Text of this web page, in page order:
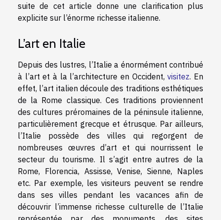
suite de cet article donne une clarification plus
explicite sur l’énorme richesse italienne.
L’art en Italie
Depuis des lustres, l’Italie a énormément contribué
à l’art et à la l’architecture en Occident,visitez. En
effet, l’art italien découle des traditions esthétiques
de la Rome classique. Ces traditions proviennent
des cultures préromaines de la péninsule italienne,
particulièrement grecque et étrusque. Par ailleurs,
l’Italie possède des villes qui regorgent de
nombreuses œuvres d’art et qui nourrissent le
secteur du tourisme. Il s’agit entre autres de la
Rome, Florencia, Assisse, Venise, Sienne, Naples
etc. Par exemple, les visiteurs peuvent se rendre
dans ses villes pendant les vacances afin de
découvrir l’immense richesse culturelle de l’Italie